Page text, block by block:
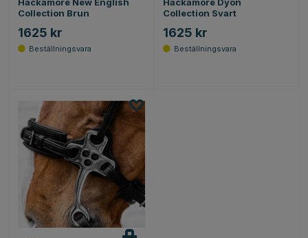
Collection Brun
1625 kr
Collection Svart
1625 kr